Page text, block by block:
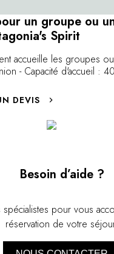
Besoin d’aide ?
pour vous
réservation de votre
un livre de paysages
un groupe ou
Spirit
accueille les groupes
- Capacité d'accueil : 40
DEVIS